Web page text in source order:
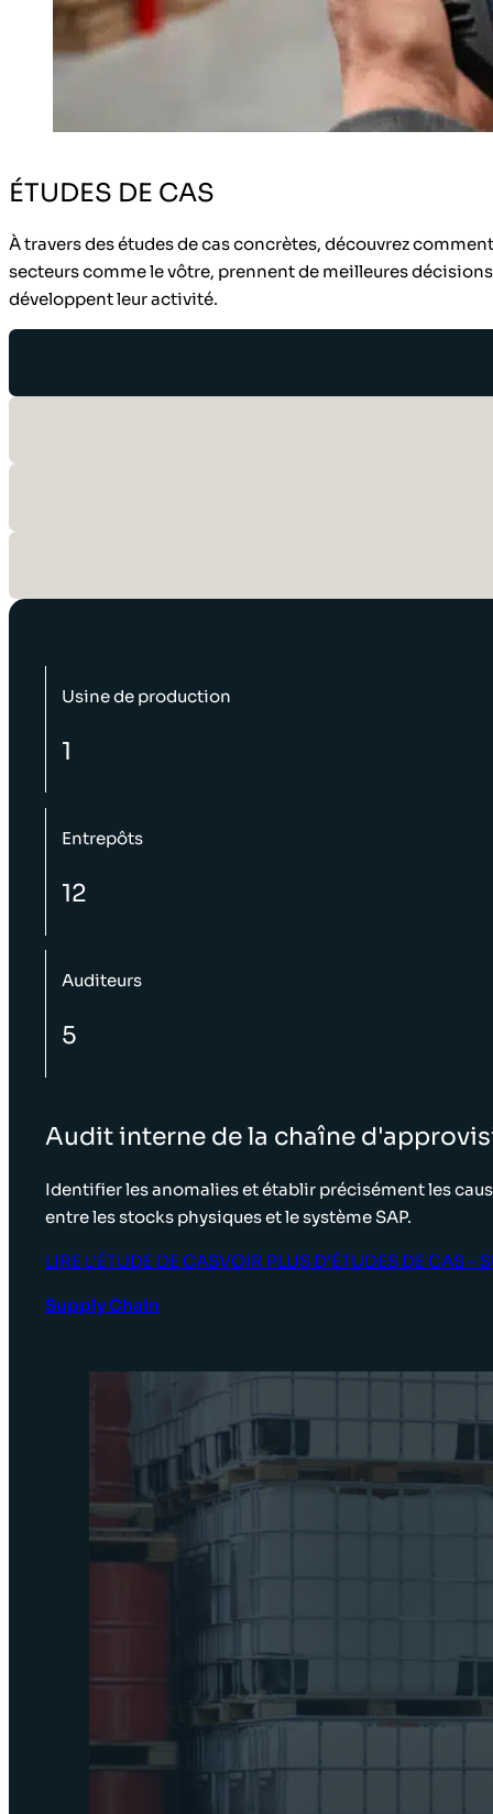
ÉTUDES DE CAS
À travers des études de cas concrètes, découvrez
secteurs comme le vôtre, prennent de meilleures
développent leur activité.
Audit interne de la chaîne
Identifier les anomalies et établir précisément les
entre les stocks physiques et le système SAP.
LIRE L’ÉTUDE DE CASVOIR PLUS D’ÉTUDES DE CAS –
Supply Chain
Usine de production
1
Entrepôts
12
Auditeurs
5